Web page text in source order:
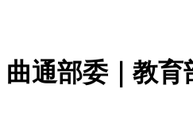
曲通部委｜教育